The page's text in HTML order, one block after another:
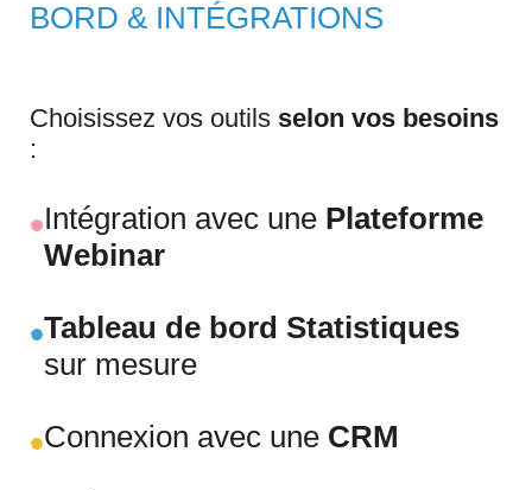
BORD & INTÉGRATIONS
Choisissez vos outils selon vos besoins
:
Intégration avec unePlateforme
Webinar
Tableau de bord Statistiques
sur mesure
Connexion avec une CRM